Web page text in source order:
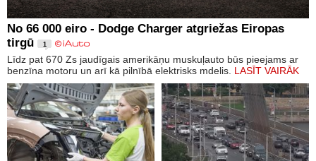
No 66 000 eiro - Dodge Charger atgriežas Eiropas
tirgū
1
Līdz pat 670 Zs jaudīgais amerikāņu muskuļauto būs pieejams ar
benzīna motoru un arī kā pilnībā elektrisks mdelis. LASĪT VAIRĀK